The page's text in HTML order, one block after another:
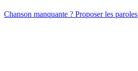
Chanson manquante ? Proposer les paroles